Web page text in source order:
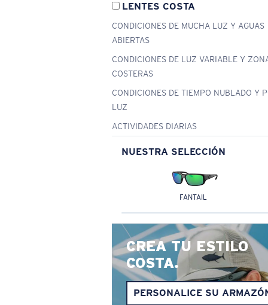
LENTES COSTA
CONDICIONES DE MUCHA LUZ Y AGUAS
ABIERTAS
CONDICIONES DE LUZ VARIABLE Y
COSTERAS
CONDICIONES DE TIEMPO NUBLADO Y
LUZ
ACTIVIDADES DIARIAS
NUESTRA SELECCIÓN
FANTAIL
CREA TU ESTILO
COSTA.
PERSONALICE SU